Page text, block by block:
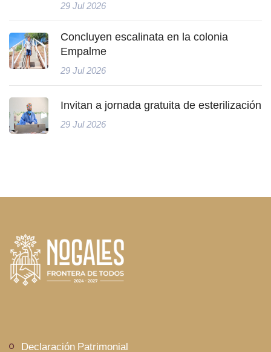
29 Jul 2026
Concluyen escalinata en la colonia
Empalme
29 Jul 2026
Invitan a jornada gratuita de esterilización
29 Jul 2026
Declaración Patrimonial